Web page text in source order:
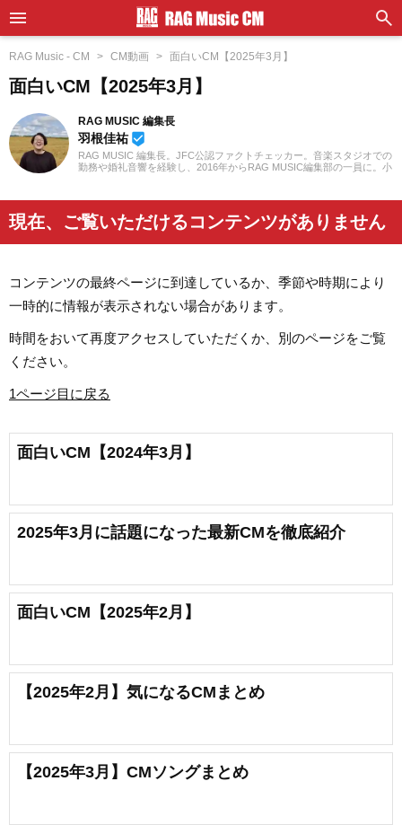
RAG Music - CM CM動画 面白いCM【2025年3月】
面白いCM【2025年3月】
RAG MUSIC 編集長
羽根佳祐 beenhere
RAG MUSIC 編集長。JFC公認ファクトチェッカー。音楽スタジオでの
勤務や婚礼音響を経験し、2016年からRAG MUSIC編集部の一員に。小
め、各地の音楽フェスの紹介記事やライブレポートなど、自身の音楽
活動やこれまでの業務で培った経験を元に日々記事を制作していま
す。音楽は国内外のロックはもちろん、最近ではJ-POPも広く好んで
現在、ご覧いただけるコンテンツがありません
コンテンツの最終ページに到達しているか、季節や時期により
一時的に情報が表示されない場合があります。
時間をおいて再度アクセスしていただくか、別のページをご覧
ください。
1ページ目に戻る
面白いCM【2024年3月】
2025年3月に話題になった最新CMを徹底紹介
面白いCM【2025年2月】
【2025年2月】気になるCMまとめ
【2025年3月】CMソングまとめ